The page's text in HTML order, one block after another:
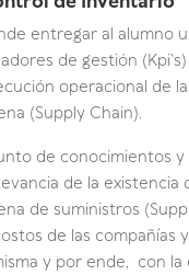
entregar al alumno
de gestión
operacional de
(Supply Chain).
de conocimientos
de la existencia
de suministros
de las compañías
y por ende, con la